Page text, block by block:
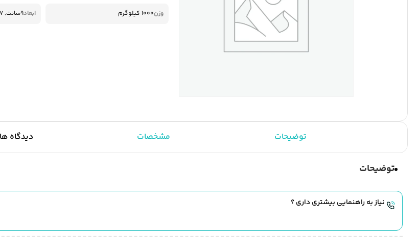
وزن1000 کیلوگرم ابعاد9سانت, 7سانت, 11 سانت
توضیحات مشخصات دیدگاه ها
توضیحات
نیاز به راهنمایی بیشتری داری ؟